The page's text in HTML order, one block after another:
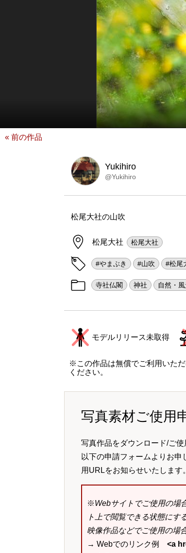
« 前の作品
Yukihiro
@Yukihiro
松尾大社の山吹
松尾大社 松尾大社
#やまぶき #山吹 #松尾
寺社仏閣 神社 自然・
モデルリリース未取得
※この作品は無償でご利用いた
ください。
写真素材ご使用
写真作品をダウンロード/ご
以下の申請フォームよりお
用URLをお知らせいたします。
※Webサイトでご使用の場
ト上で閲覧できる状態にす
映像作品などでご使用の場
→ Webでのリンク例 <a